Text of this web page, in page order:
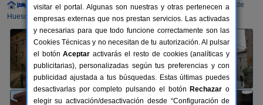
Alquiler completo y por habitaciones 2-16+4 plazas
50 km de
Huesca
visitar el portal. Algunas son nuestras y otras pertenecen a
empresas externas que nos prestan servicios. Las activadas
y necesarias para que todo funcione correctamente son las
Cookies Técnicas y no necesitan de tu autorización. Al pulsar
el botónAceptar activarás el resto de cookies (analíticas y
publicitarias), personalizadas según tus preferencias y con
publicidad ajustada a tus búsquedas. Estas últimas puedes
desactivarlas por completo pulsando el botón Rechazar o
elegir su activación/desactivación desde “Configuración de